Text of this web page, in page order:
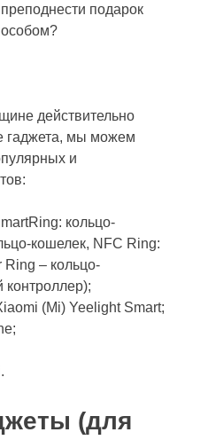
подарок
действительно
гаджета, мы можем
и
кольцо-
кошелек, NFC Ring:
Ring – кольцо-
(Mi) Yeelight Smart;
(для